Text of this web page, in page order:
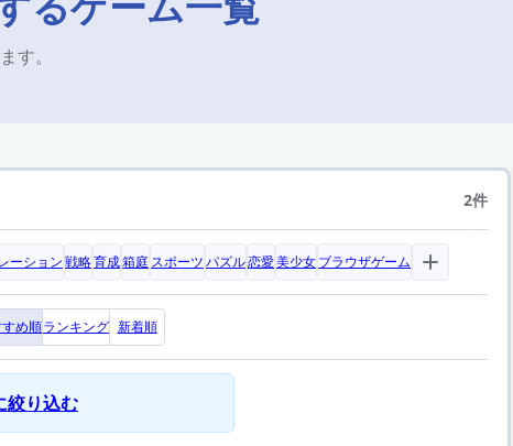
す。
2件
ーション戦略育成箱庭 スポーツパズル恋愛美少女ブラウザゲーム
め順ランキング 新着順
絞り込む